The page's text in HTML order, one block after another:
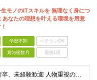
モノのITスキルを 無理なく身につ
あなたの理想を叶える環境を用意
学歴不問 ベテランOK
賞与複数月 面接1回
◇学歴不問・第二新卒、未経験歓迎 人物重視の採用です！ ◇「ITエンジニアになりたい気持ち」だけでOK！ ☆経験者は『書類選考無しの面接確約』をお約束！ PM／PL／SE～プログラマやテスター、 イ